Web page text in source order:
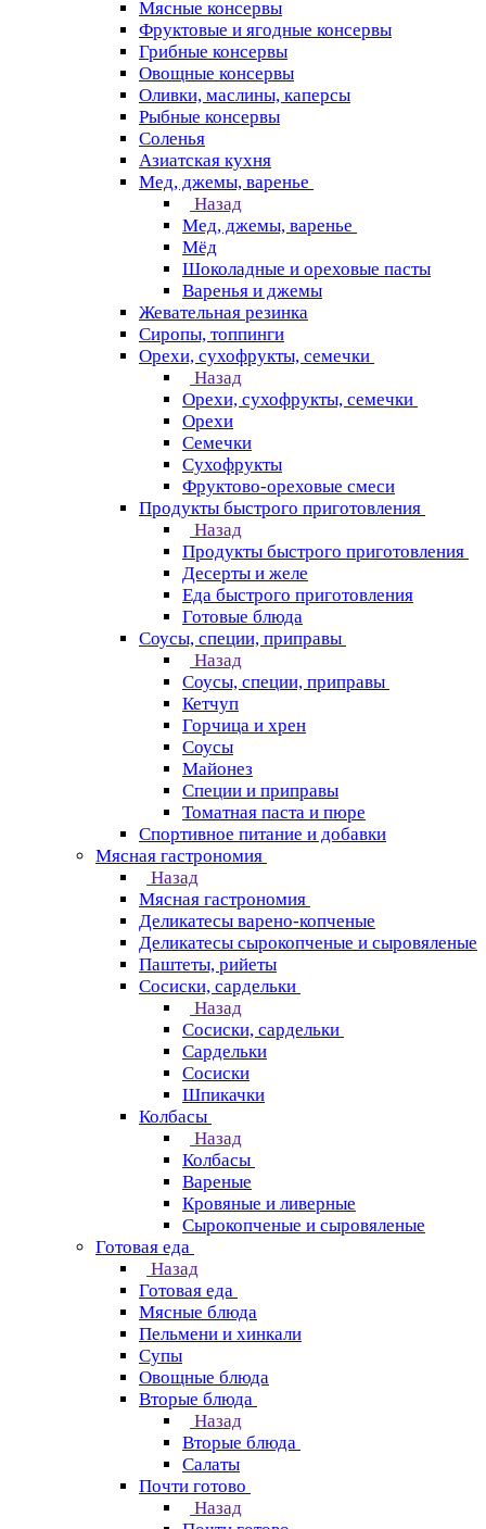
Мясные консервы
Фруктовые и ягодные консервы
Грибные консервы
Овощные консервы
Оливки, маслины, каперсы
Рыбные консервы
Соленья
Азиатская кухня
Мед, джемы, варенье
Назад
Мед, джемы, варенье
Мёд
Шоколадные и ореховые пасты
Варенья и джемы
Жевательная резинка
Сиропы, топпинги
Орехи, сухофрукты, семечки
Назад
Орехи, сухофрукты, семечки
Орехи
Семечки
Сухофрукты
Фруктово-ореховые смеси
Продукты быстрого приготовления
Назад
Продукты быстрого приготовления
Десерты и желе
Еда быстрого приготовления
Готовые блюда
Соусы, специи, приправы
Назад
Соусы, специи, приправы
Кетчуп
Горчица и хрен
Соусы
Майонез
Специи и приправы
Томатная паста и пюре
Спортивное питание и добавки
Мясная гастрономия
Назад
Мясная гастрономия
Деликатесы варено-копченые
Деликатесы сырокопченые и сыровяленые
Паштеты, рийеты
Сосиски, сардельки
Назад
Сосиски, сардельки
Сардельки
Сосиски
Шпикачки
Колбасы
Назад
Колбасы
Вареные
Кровяные и ливерные
Сырокопченые и сыровяленые
Готовая еда
Назад
Готовая еда
Мясные блюда
Пельмени и хинкали
Супы
Овощные блюда
Вторые блюда
Назад
Вторые блюда
Салаты
Почти готово
Назад